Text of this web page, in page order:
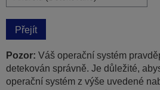
Přejít
Pozor: Váš operační systém
detekován správně. Je důležité,
operační systém z výše uvedené